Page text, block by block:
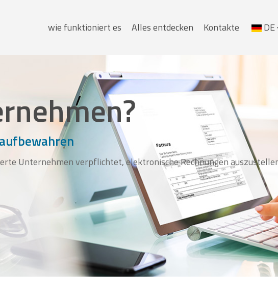
Hauptmenü
wie funktioniert es Alles entdecken Kontakte DE
Unternehmen verpflichtet, elektronische Rechnungen